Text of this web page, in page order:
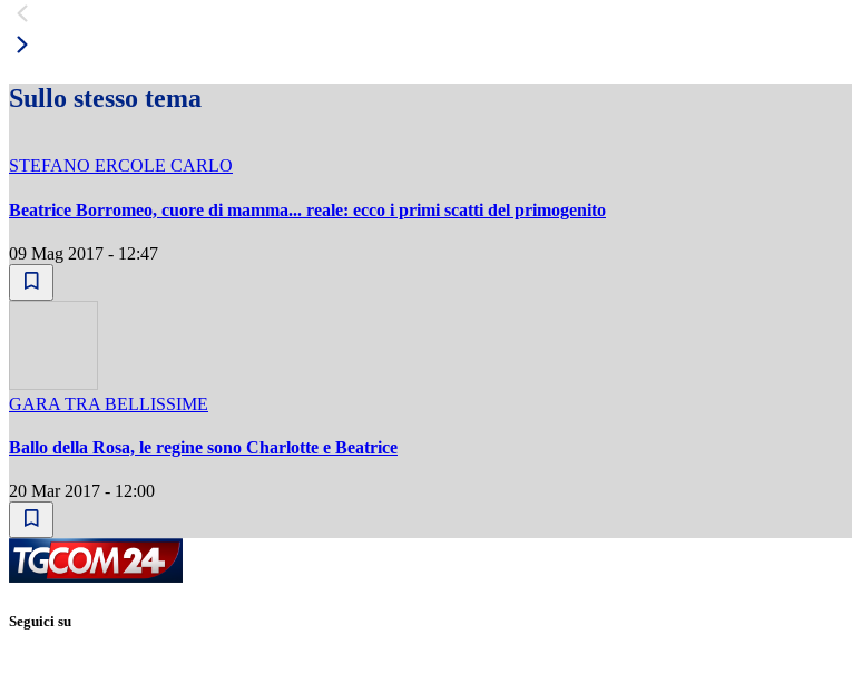
Sullo stesso tema
STEFANO ERCOLE CARLO
Beatrice Borromeo, cuore di mamma... reale: ecco i primi scatti del primogenito
09 Mag 2017 - 12:47
GARA TRA BELLISSIME
Ballo della Rosa, le regine sono Charlotte e Beatrice
20 Mar 2017 - 12:00
Seguici su